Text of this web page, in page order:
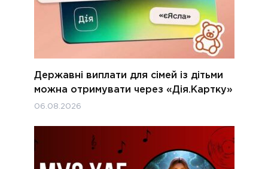
Державні виплати для сімей із дітьми
можна отримувати через «Дія.Картку»
06.08.2026